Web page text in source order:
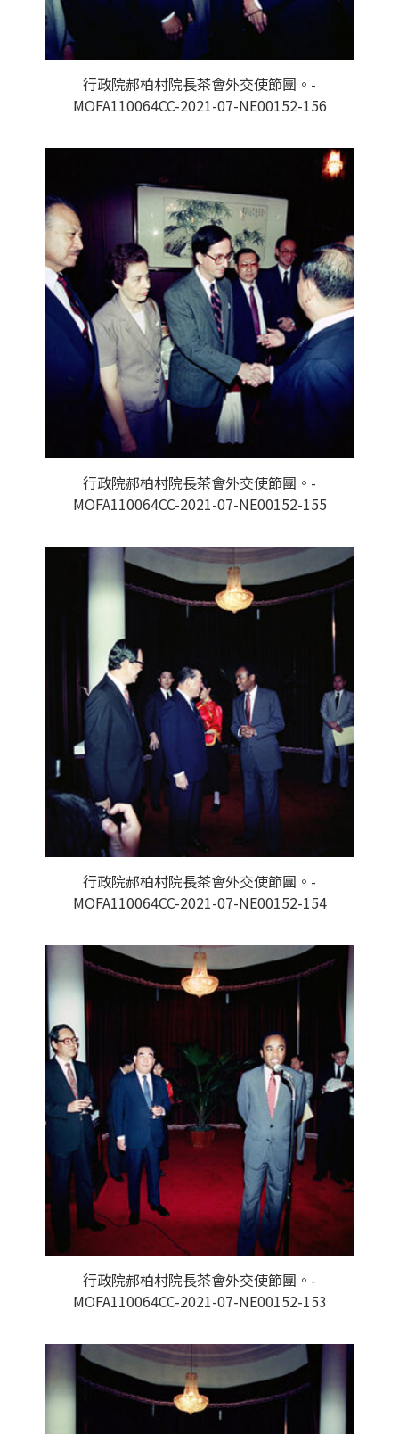
行政院郝柏村院長茶會外交使節團。-
MOFA110064CC-2021-07-NE00152-156
行政院郝柏村院長茶會外交使節團。-
MOFA110064CC-2021-07-NE00152-155
行政院郝柏村院長茶會外交使節團。-
MOFA110064CC-2021-07-NE00152-154
行政院郝柏村院長茶會外交使節團。-
MOFA110064CC-2021-07-NE00152-153